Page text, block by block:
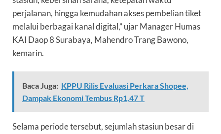
perjalanan, hingga kemudahan akses pembelian tiket
melalui berbagai kanal digital,” ujar Manager Humas
KAI Daop 8 Surabaya, Mahendro Trang Bawono,
kemarin.
Baca Juga: KPPU Rilis Evaluasi Perkara Shopee,
Dampak Ekonomi Tembus Rp1,47 T
Selama periode tersebut, sejumlah stasiun besar di